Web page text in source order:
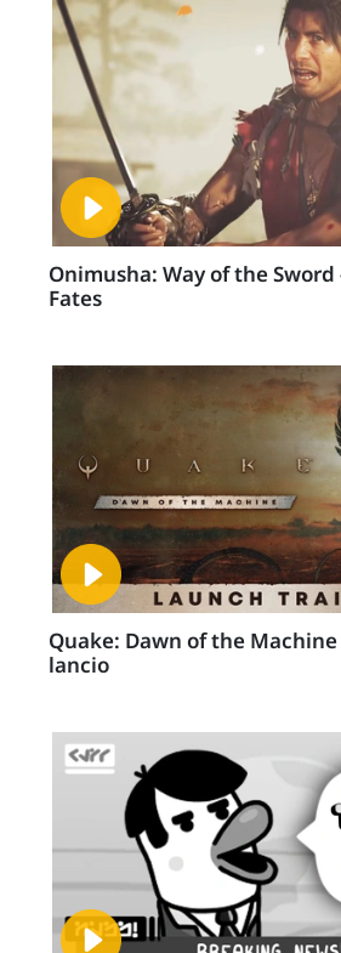
Onimusha: Way of the Sword
Fates
Quake: Dawn of the
lancio